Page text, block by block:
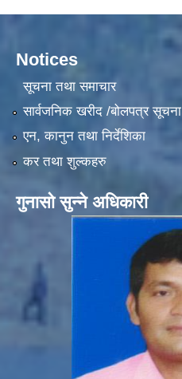
Notices
सूचना तथा समाचार
सार्वजनिक खरीद /बोलपत्र सूचना
एन, कानुन तथा निर्देशिका
कर तथा शुल्कहरु
गुनासो सुन्ने अधिकारी